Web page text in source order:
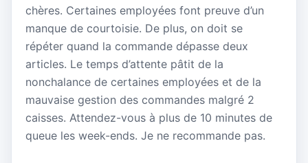
chères. Certaines employées font preuve d’un
manque de courtoisie. De plus, on doit se
répéter quand la commande dépasse deux
articles. Le temps d’attente pâtit de la
nonchalance de certaines employées et de la
mauvaise gestion des commandes malgré 2
caisses. Attendez-vous à plus de 10 minutes de
queue les week-ends. Je ne recommande pas.